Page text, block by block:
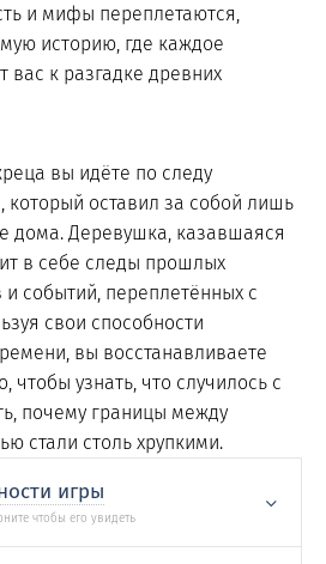
и мифы переплетаются,
историю, где каждое
вас к разгадке древних
вы идёте по следу
который оставил за собой лишь
дома. Деревушка, казавшаяся
в себе следы прошлых
событий, переплетённых с
свои способности
вы восстанавливаете
узнать, что случилось с
почему границы между
стали столь хрупкими.
игры